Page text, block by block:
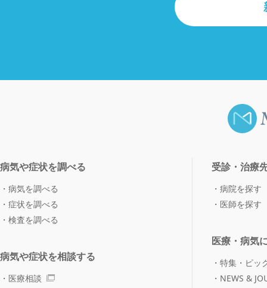
病気や症状を調べる
病気を調べる
症状を調べる
検査を調べる
病気や症状を相談する
医療相談
受診・治療
病院を探す
医師を探す
医療・病気
特集・ピッ
NEWS &